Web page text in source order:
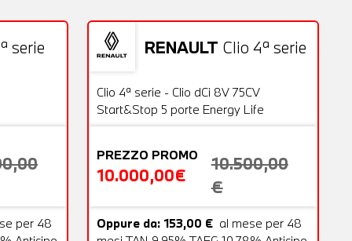
serie
18 Foto
per 48
RENAULT Clio 4ª serie
OFFERTA
Usato 20 Foto
Clio 4ª serie - Clio dCi 8V 75CV
Start&Stop 5 porte Energy Life
PREZZO PROMO
10.000,00€
10.500,00
€
Oppure da: 153,00 € al mese per 48